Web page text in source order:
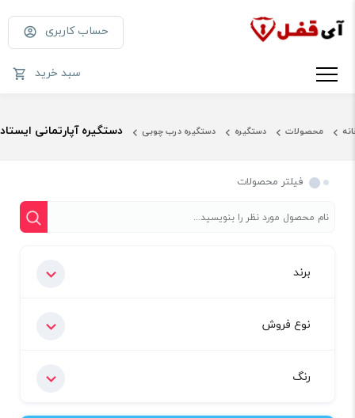
حساب کاربری
سبد خرید
محصولات دستگیره دستگیره درب چوبی دستگیره آپارتمانی
فیلتر محصولات
برند
نوع فروش
رنگ